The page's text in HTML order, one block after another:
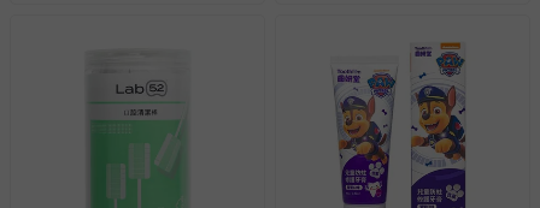
經消費者拆封之影音商品或電腦軟體（例如 DVD、CD
非以有形媒介提供之數位內容或一經提供即為完成之線
上服務，經消費者事先同意始提供（例如線上課程、遊
戲或活動點數等）。
已拆封之以下類型商品：